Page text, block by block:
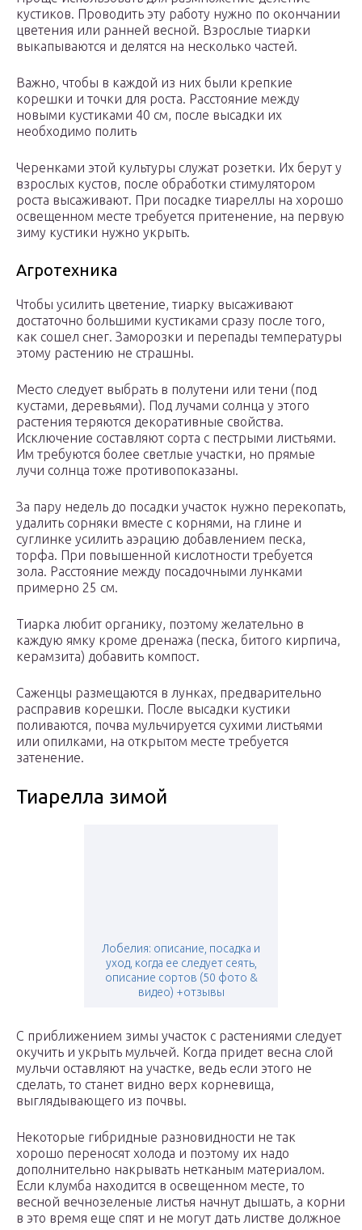
кустиков. Проводить эту работу нужно по окончании
цветения или ранней весной. Взрослые тиарки
выкапываются и делятся на несколько частей.
Важно, чтобы в каждой из них были крепкие
корешки и точки для роста. Расстояние между
новыми кустиками 40 см, после высадки их
необходимо полить
Черенками этой культуры служат розетки. Их берут у
взрослых кустов, после обработки стимулятором
роста высаживают. При посадке тиареллы на хорошо
освещенном месте требуется притенение, на первую
зиму кустики нужно укрыть.
Агротехника
Чтобы усилить цветение, тиарку высаживают
достаточно большими кустиками сразу после того,
как сошел снег. Заморозки и перепады температуры
этому растению не страшны.
Место следует выбрать в полутени или тени (под
кустами, деревьями). Под лучами солнца у этого
растения теряются декоративные свойства.
Исключение составляют сорта с пестрыми листьями.
Им требуются более светлые участки, но прямые
лучи солнца тоже противопоказаны.
За пару недель до посадки участок нужно перекопать,
удалить сорняки вместе с корнями, на глине и
суглинке усилить аэрацию добавлением песка,
торфа. При повышенной кислотности требуется
зола. Расстояние между посадочными лунками
примерно 25 см.
Тиарка любит органику, поэтому желательно в
каждую ямку кроме дренажа (песка, битого кирпича,
керамзита) добавить компост.
Саженцы размещаются в лунках, предварительно
расправив корешки. После высадки кустики
поливаются, почва мульчируется сухими листьями
или опилками, на открытом месте требуется
затенение.
Тиарелла зимой
Лобелия: описание, посадка и
уход, когда ее следует сеять,
описание сортов (50 фото &
видео) +отзывы
С приближением зимы участок с растениями следует
окучить и укрыть мульчей. Когда придет весна слой
мульчи оставляют на участке, ведь если этого не
сделать, то станет видно верх корневища,
выглядывающего из почвы.
Некоторые гибридные разновидности не так
хорошо переносят холода и поэтому их надо
дополнительно накрывать нетканым материалом.
Если клумба находится в освещенном месте, то
весной вечнозеленые листья начнут дышать, а корни
в это время еще спят и не могут дать листве должное